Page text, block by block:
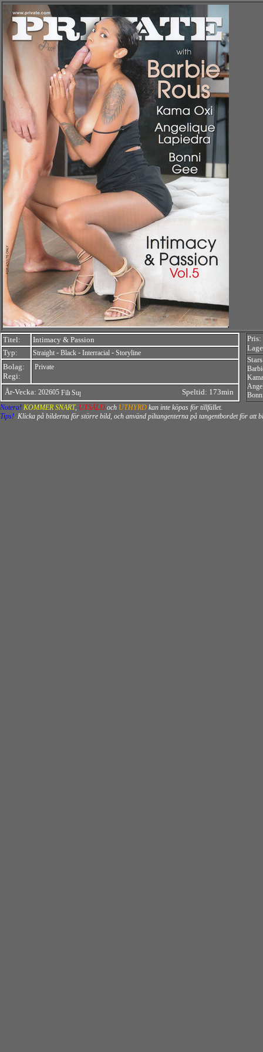
Titel:
Intimacy & Passion
Typ:
Straight - Black - Interracial - Storyline
Bolag:
Regi:
Private
År-Vecka: 202605 Speltid: 173min
Notera! KOMMER SNART, UTSÅLD och UTHYRD kan inte köpas för tillfället.
Tips! Klicka på bilderna för större bild, och använd piltangenterna på tangentbordet för att